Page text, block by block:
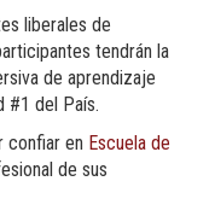
liberales de
tendrán la
de aprendizaje
#1 del País.
confiar en Escuela de
de sus